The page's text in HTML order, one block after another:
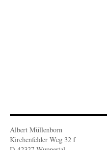
Albert Müllenborn
Kirchenfelder Weg 32 f